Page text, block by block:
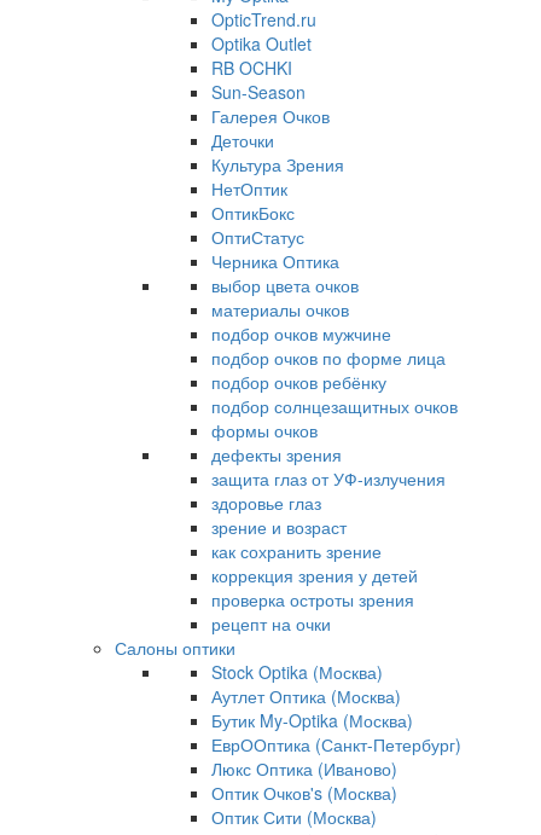
OpticTrend.ru
Optika Outlet
RB OCHKI
Sun-Season
Галерея Очков
Деточки
Культура Зрения
НетОптик
ОптикБокс
ОптиСтатус
Черника Оптика
выбор цвета очков
материалы очков
подбор очков мужчине
подбор очков по форме лица
подбор очков ребёнку
подбор солнцезащитных очков
формы очков
дефекты зрения
защита глаз от УФ-излучения
здоровье глаз
зрение и возраст
как сохранить зрение
коррекция зрения у детей
проверка остроты зрения
рецепт на очки
Салоны оптики
Stock Optika (Москва)
Аутлет Оптика (Москва)
Бутик My-Optika (Москва)
ЕврООптика (Санкт-Петербург)
Люкс Оптика (Иваново)
Оптик Очков's (Москва)
Оптик Сити (Москва)